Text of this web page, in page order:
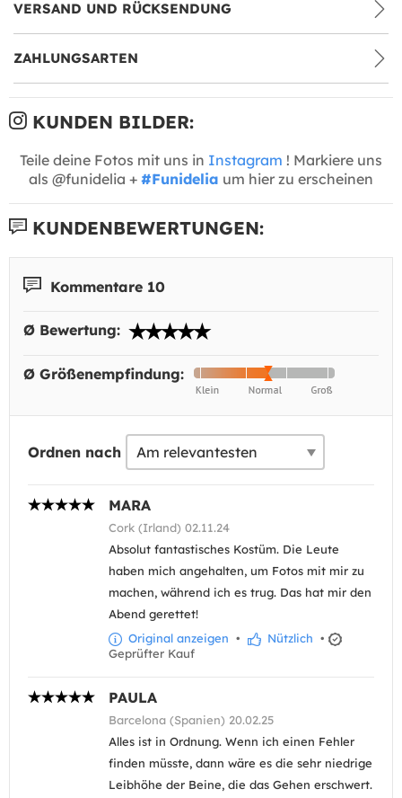
VERSAND UND RÜCKSENDUNG
ZAHLUNGSARTEN
KUNDEN BILDER:
Teile deine Fotos mit uns in Instagram ! Markiere uns
als @funidelia + #Funidelia um hier zu erscheinen
KUNDENBEWERTUNGEN:
Kommentare 10
Ø Bewertung:
Ø Größenempfindung:
Ordnen nach
MARA
Cork (Irland) 02.11.24
Absolut fantastisches Kostüm. Die Leute
haben mich angehalten, um Fotos mit mir zu
machen, während ich es trug. Das hat mir den
Abend gerettet!
Original anzeigen • Nützlich •
Geprüfter Kauf
PAULA
Barcelona (Spanien) 20.02.25
Alles ist in Ordnung. Wenn ich einen Fehler
finden müsste, dann wäre es die sehr niedrige
Leibhöhe der Beine, die das Gehen erschwert.